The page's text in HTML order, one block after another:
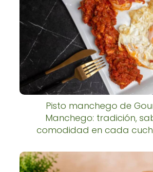
Pisto manchego de
Manchego: tradición,
comodidad en cada